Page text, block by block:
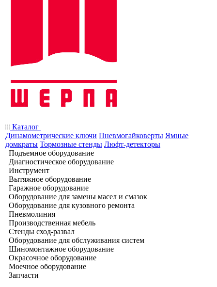
Каталог
Динамометрические ключи Пневмогайковерты Ямные
домкраты Тормозные стенды Люфт-детекторы
Подъемное оборудование
Диагностическое оборудование
Инструмент
Вытяжное оборудование
Гаражное оборудование
Оборудование для замены масел и смазок
Оборудование для кузовного ремонта
Пневмолиния
Производственная мебель
Стенды сход-развал
Оборудование для обслуживания систем
Шиномонтажное оборудование
Окрасочное оборудование
Моечное оборудование
Запчасти